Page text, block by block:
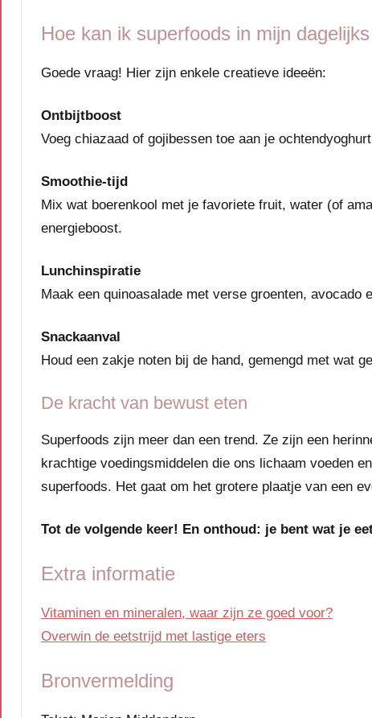
Hoe kan ik superfoods in mijn
Goede vraag! Hier zijn enkele creatieve ideeën:
Ontbijtboost
Voeg chiazaad of gojibessen toe aan je
Smoothie-tijd
Mix wat boerenkool met je favoriete fruit, water (of
energieboost.
Lunchinspiratie
Maak een quinoasalade met verse groenten, avocado
Snackaanval
Houd een zakje noten bij de hand, gemengd met wat
De kracht van bewust eten
Superfoods zijn meer dan een trend. Ze zijn een
krachtige voedingsmiddelen die ons lichaam voeden
superfoods. Het gaat om het grotere plaatje van een
Tot de volgende keer! En onthoud: je bent wat je
Extra informatie
Vitaminen en mineralen, waar zijn ze goed voor?
Overwin de eetstrijd met lastige eters
Bronvermelding